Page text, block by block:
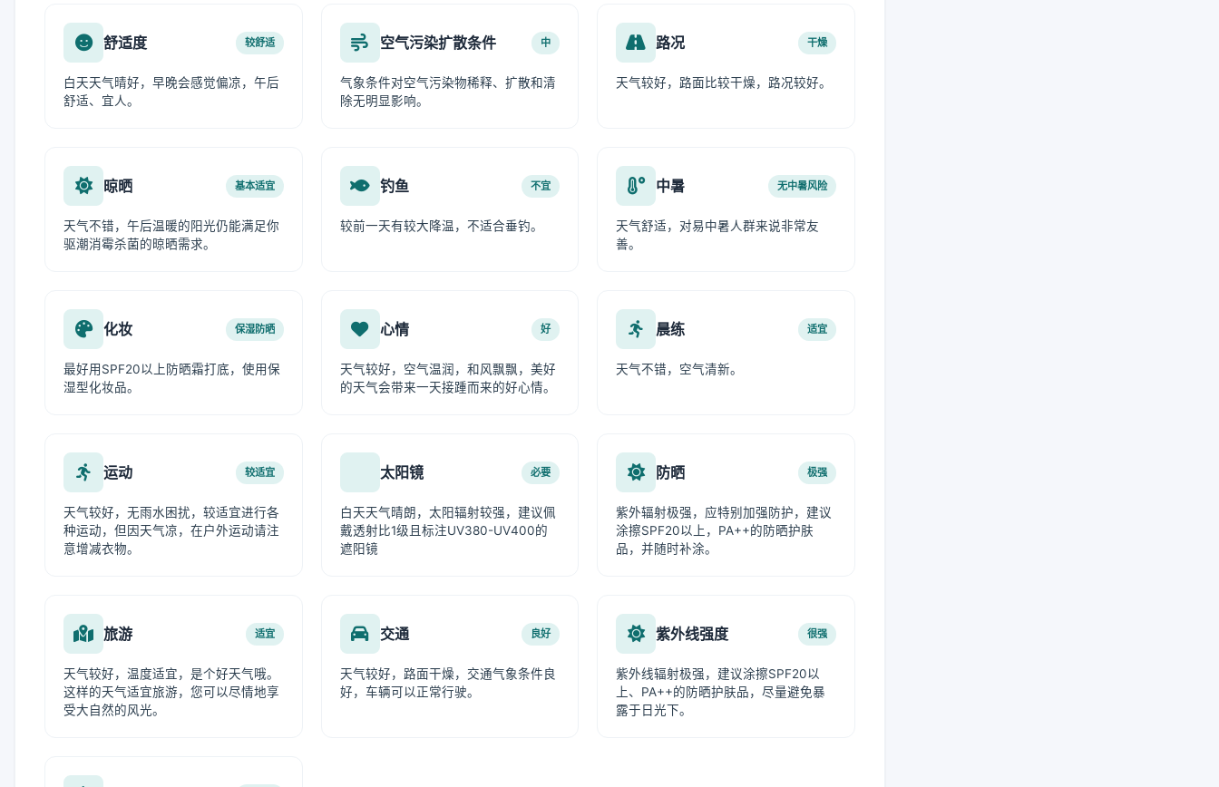
舒适度 较舒适
白天天气晴好，早晚会感觉偏凉，午后
舒适、宜人。
空气污染扩散条件 中
气象条件对空气污染物稀释、扩散和清
除无明显影响。
路况 干燥
天气较好，路面比较干燥，路况较好。
晾晒 基本适宜
天气不错，午后温暖的阳光仍能满足你
驱潮消霉杀菌的晾晒需求。
钓鱼 不宜
较前一天有较大降温，不适合垂钓。
中暑 无中暑风险
天气舒适，对易中暑人群来说非常友
善。
化妆 保湿防晒
最好用SPF20以上防晒霜打底，使用保
湿型化妆品。
心情 好
天气较好，空气温润，和风飘飘，美好
的天气会带来一天接踵而来的好心情。
晨练 适宜
天气不错，空气清新。
运动 较适宜
天气较好，无雨水困扰，较适宜进行各
种运动，但因天气凉，在户外运动请注
意增减衣物。
太阳镜 必要
白天天气晴朗，太阳辐射较强，建议佩
戴透射比1级且标注UV380-UV400的
遮阳镜
防晒 极强
紫外辐射极强，应特别加强防护，建议
涂擦SPF20以上，PA++的防晒护肤
品，并随时补涂。
旅游 适宜
天气较好，温度适宜，是个好天气哦。
这样的天气适宜旅游，您可以尽情地享
受大自然的风光。
交通 良好
天气较好，路面干燥，交通气象条件良
好，车辆可以正常行驶。
紫外线强度 很强
紫外线辐射极强，建议涂擦SPF20以
上、PA++的防晒护肤品，尽量避免暴
露于日光下。